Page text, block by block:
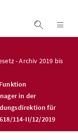
Suche
- Archiv 2019 bis
in der
für
114-II/12/2019